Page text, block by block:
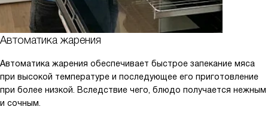
Автоматика жарения
Автоматика жарения обеспечивает быстрое запекание мяса
при высокой температуре и последующее его приготовление
при более низкой. Вследствие чего, блюдо получается нежным
и сочным.